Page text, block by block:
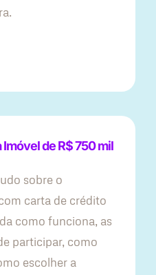
de R$ 750 mil
sobre o
carta de crédito
como funciona, as
participar, como
escolher a